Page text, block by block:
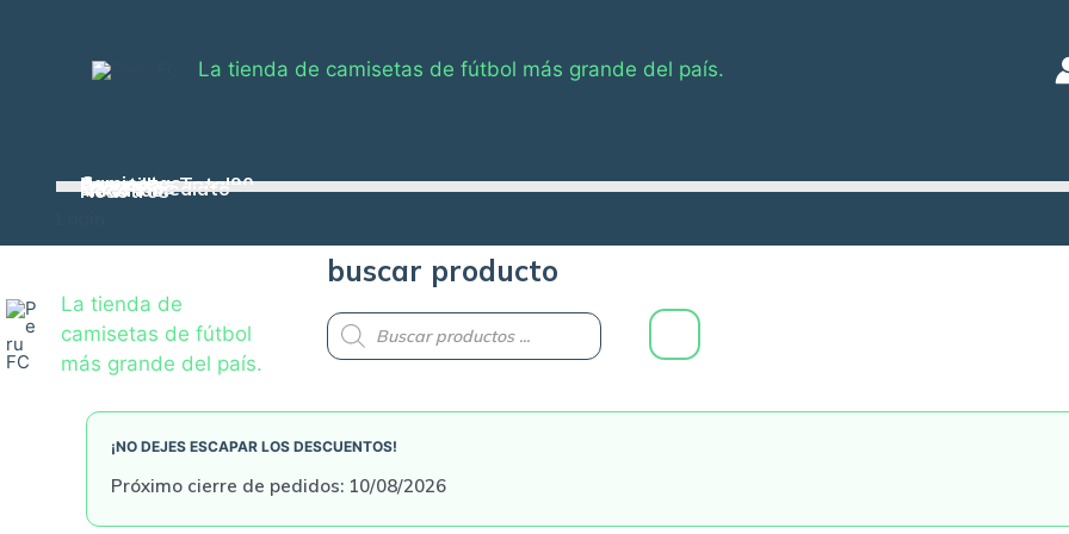
La tienda de camisetas de fútbol más grande del país.
Camisetas
Zapatillas Total90
Casacas
Pelotas
Conjuntos
Envío inmediato
Medallas
Nosotros
La tienda de
camisetas de fútbol
más grande del país.
buscar producto
Products
search
Main
¡NO DEJES ESCAPAR LOS DESCUENTOS!
Próximo cierre de pedidos: 10/08/2026